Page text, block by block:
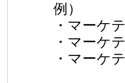
例）
・マーケ
・マーケ
・マーケ